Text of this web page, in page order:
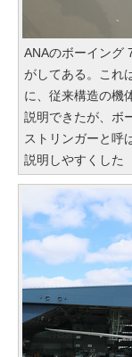
ANAのボーイング
がしてある。これ
に、従来構造の機
説明できたが、ボ
ストリンガーと呼
説明しやすくした